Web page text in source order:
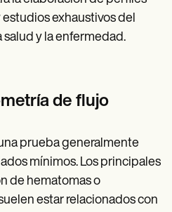
exhaustivos del
y la enfermedad.
de flujo
prueba generalmente
mínimos. Los principales
de hematomas o
estar relacionados con